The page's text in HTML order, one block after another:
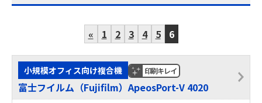
« 1 2 3 4 5 6
小規模オフィス向け複合機 印刷キレイ
富士フイルム（Fujifilm）ApeosPort-V 4020